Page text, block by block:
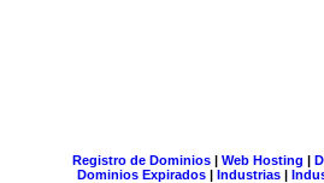
Registro de Dominios| Web Hosting |
Dominios Expirados | Industrias |